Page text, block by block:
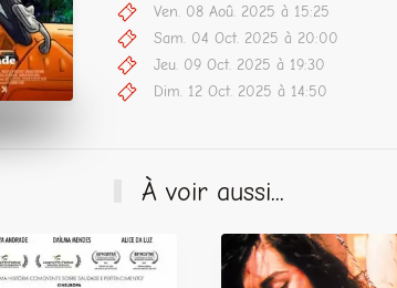
Ven. 08 Aoû. 2025 à 15:25
Sam. 04 Oct. 2025 à 20:00
Jeu. 09 Oct. 2025 à 19:30
Dim. 12 Oct. 2025 à 14:50
À voir aussi...